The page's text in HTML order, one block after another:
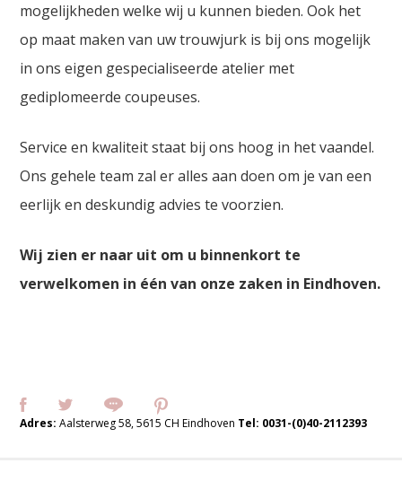
mogelijkheden welke wij u kunnen bieden. Ook het
op maat maken van uw trouwjurk is bij ons mogelijk
in ons eigen gespecialiseerde atelier met
gediplomeerde coupeuses.
Service en kwaliteit staat bij ons hoog in het vaandel.
Ons gehele team zal er alles aan doen om je van een
eerlijk en deskundig advies te voorzien.
Wij zien er naar uit om u binnenkort te
verwelkomen in één van onze zaken in Eindhoven.
Adres:Aalsterweg 58, 5615 CH Eindhoven Tel: 0031-(0)40-2112393